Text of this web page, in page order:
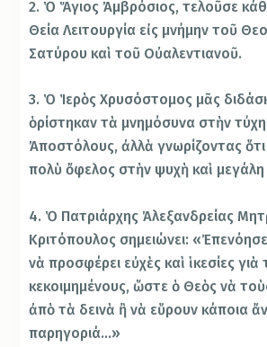
2. Ὁ Ἅγιος Ἀμβρόσιος, τελοῦσε
Θεία Λειτουργία εἰς μνήμην τοῦ
Σατύρου καὶ τοῦ Οὐαλεντιανοῦ.
3. Ὁ Ἱερὸς Χρυσόστομος μᾶς
ὁρίστηκαν τὰ μνημόσυνα στὴν
Ἀποστόλους, ἀλλὰ γνωρίζοντας
πολὺ ὄφελος στὴν ψυχὴ καὶ
4. Ὁ Πατριάρχης Ἀλεξανδρείας
Κριτόπουλος σημειώνει:
νὰ προσφέρει εὐχὲς καὶ ἱκεσίες γιὰ
κεκοιμημένους, ὥστε ὁ Θεὸς νὰ
ἀπὸ τὰ δεινὰ ἢ νὰ εὕρουν κάποια
παρηγοριά…»